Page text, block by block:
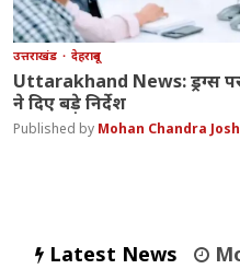
उत्तराखंड देहरादून
Uttarakhand News: ड्रग्स
ने दिए बड़े निर्देश
Mohan Chandra
Latest News